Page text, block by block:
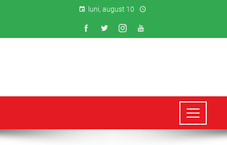
luni, august 10